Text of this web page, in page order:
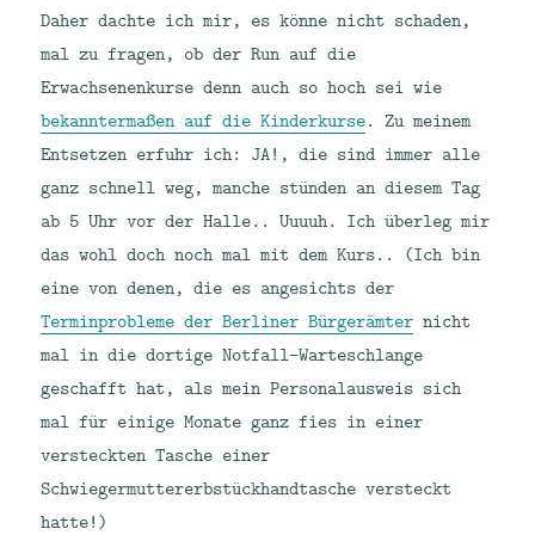
Daher dachte ich mir, es könne nicht schaden,
mal zu fragen, ob der Run auf die
Erwachsenenkurse denn auch so hoch sei wie
bekanntermaßen auf die Kinderkurse. Zu meinem
Entsetzen erfuhr ich: JA!, die sind immer alle
ganz schnell weg, manche stünden an diesem Tag
ab 5 Uhr vor der Halle.. Uuuuh. Ich überleg mir
das wohl doch noch mal mit dem Kurs.. (Ich bin
eine von denen, die es angesichts der
Terminprobleme der Berliner Bürgerämter nicht
mal in die dortige Notfall-Warteschlange
geschafft hat, als mein Personalausweis sich
mal für einige Monate ganz fies in einer
versteckten Tasche einer
Schwiegermuttererbstückhandtasche versteckt
hatte!)